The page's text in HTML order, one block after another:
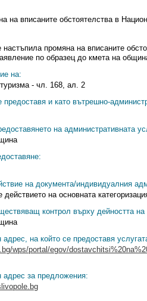
на вписаните обстоятелства в
настъпила промяна на вписаните
по образец до кмета на
на:
- чл. 168, ал. 2
предоставя и като вътрешно-
на административната
на документа/индивидуалния
действието на основната
контрол върху дейността на
адрес, на който се предоставя
wps/portal/egov/
адрес за предложения: